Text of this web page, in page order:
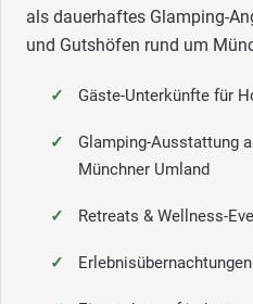
als dauerhaftes Glamping-
und Gutshöfen rund um
Gäste-Unterkünfte für
Glamping-Ausstattung
Münchner Umland
Retreats & Wellness-